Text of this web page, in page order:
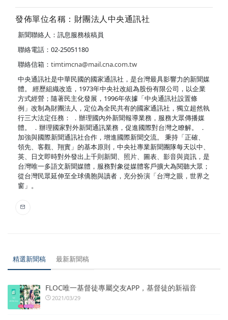
發佈單位名稱：財團法人中央通訊社
新聞聯絡人：訊息服務核稿員
聯絡電話：02-25051180
聯絡信箱： timtimcna@mail.cna.com.tw
中央通訊社是中華民國的國家通訊社，是台灣最具影響力的新聞媒
體。 經歷組織改造，1973年中央社改組為股份有限公司，以企業
方式經營；隨著民主化發展，1996年依據「中央通訊社設置條
例」改制為財團法人，定位為全民共有的國家通訊社，獨立超然執
行三大法定任務： ．辦理國內外新聞報導業務，服務大眾傳播媒
體。 ．辦理國家對外新聞通訊業務，促進國際對台灣之瞭解。 ．
加強與國際新聞通訊社合作，增進國際新聞交流。 秉持「正確、
領先、客觀、翔實」的基本原則，中央社專業新聞團隊每天以中、
英、日文即時對外發出上千則新聞、照片、圖表、影音與資訊，是
台灣唯一多語文新聞媒體，服務對象從媒體客戶擴大為閱聽大眾；
從台灣民眾延伸至全球僑胞與讀者，充分扮演「台灣之眼，世界之
窗」。
精選新聞稿 最新新聞稿
FLOC唯一基督徒專屬交友APP，基督徒的新福音
2021/03/29